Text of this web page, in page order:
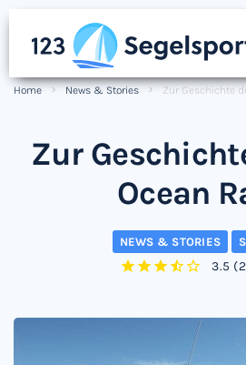
Home News & Stories Zur Geschichte
Zur
Ocean
NEWS & STORIES
3.5 (